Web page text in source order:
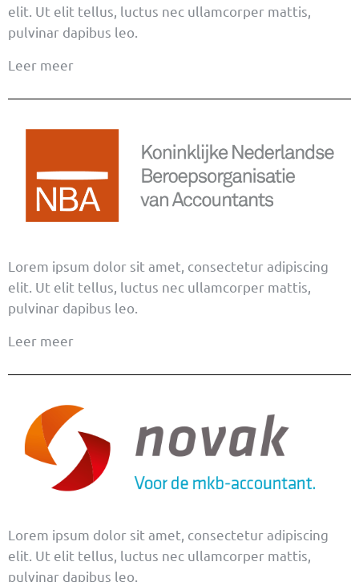
elit. Ut elit tellus, luctus nec ullamcorper mattis,
pulvinar dapibus leo.
Leer meer
Lorem ipsum dolor sit amet, consectetur adipiscing
elit. Ut elit tellus, luctus nec ullamcorper mattis,
pulvinar dapibus leo.
Leer meer
Lorem ipsum dolor sit amet, consectetur adipiscing
elit. Ut elit tellus, luctus nec ullamcorper mattis,
pulvinar dapibus leo.